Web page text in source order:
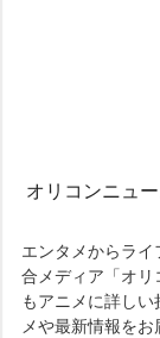
オリコンニュ
エンタメからラ
合メディア「オ
もアニメに詳し
メや最新情報をお